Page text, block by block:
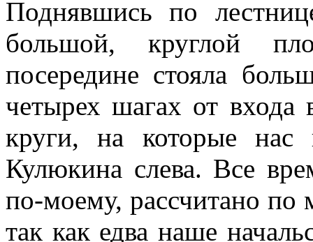
Поднявшись по
большой, круглой
посередине стояла
четырех шагах от входа
круги, на которые нас
Кулюкина слева. Все
по-моему, рассчитано
так как едва наше